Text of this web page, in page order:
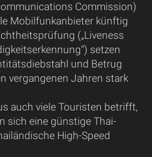
Commission)
Mobilfunkanbieter künftig
(„Liveness
setzen
und Betrug
vergangenen Jahren stark
auch viele Touristen betrifft,
sich eine günstige Thai-
High-Speed